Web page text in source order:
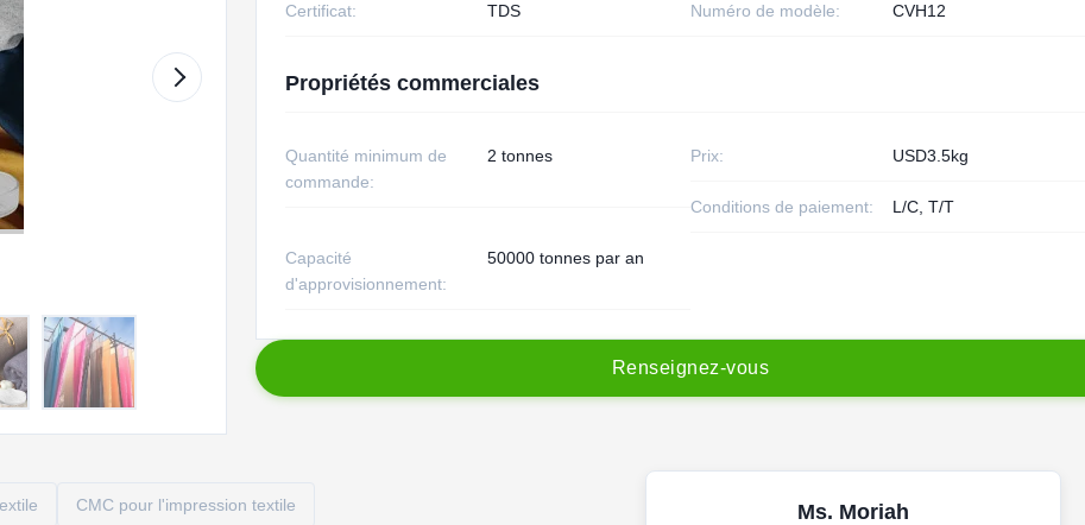
Certificat: TDS Numéro de modèle: CVH12
Propriétés commerciales
Quantité minimum de
commande:
2 tonnes Prix: USD3.5kg
Conditions de paiement: L/C, T/T
Capacité
d'approvisionnement:
50000 tonnes par an
Renseignez-vous
CMC pour l'impression textile Ms. Moriah